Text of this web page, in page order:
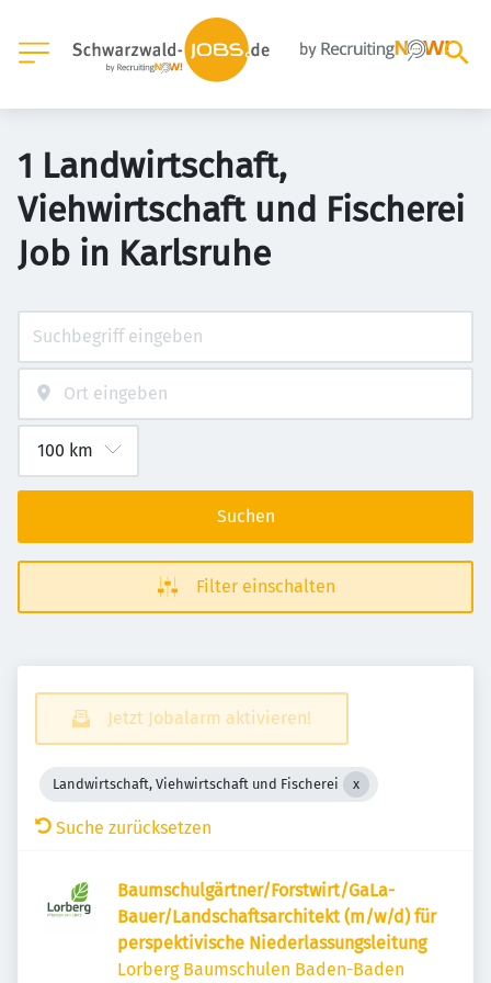
1 Landwirtschaft,
Viehwirtschaft und Fischerei
Job in Karlsruhe
Suchen
Filter einschalten
Jetzt Jobalarm aktivieren!
Landwirtschaft, Viehwirtschaft und Fischerei
Suche zurücksetzen
Baumschulgärtner/Forstwirt/GaLa-
Bauer/Landschaftsarchitekt (m/w/d) für
perspektivische Niederlassungsleitung
Lorberg Baumschulen Baden-Baden